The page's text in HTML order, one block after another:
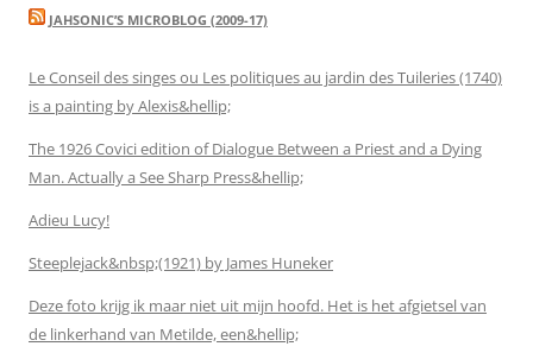
JAHSONIC’S MICROBLOG (2009-17)
Le Conseil des singes ou Les politiques au jardin des Tuileries (1740)
is a painting by Alexis&hellip;
The 1926 Covici edition of Dialogue Between a Priest and a Dying
Man. Actually a See Sharp Press&hellip;
Adieu Lucy!
Steeplejack&nbsp;(1921) by James Huneker
Deze foto krijg ik maar niet uit mijn hoofd. Het is het afgietsel van
de linkerhand van Metilde, een&hellip;